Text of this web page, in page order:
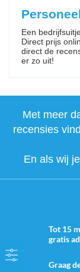
Een
Direct prijs
direct de
er zo uit!
Met meer
recensies
En als wij
Tot 15
gratis
Graag